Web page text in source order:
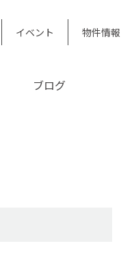
イベント 物件情報
ブログ